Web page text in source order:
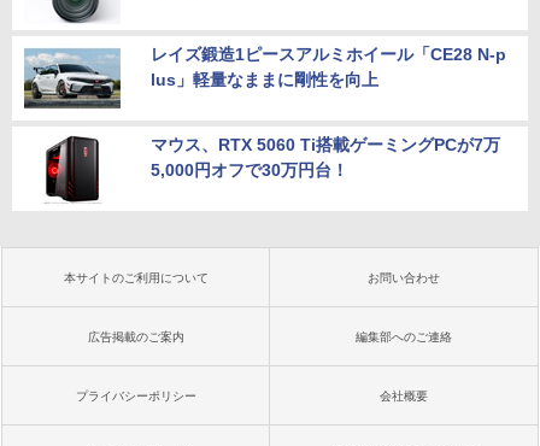
レイズ鍛造1ピースアルミホイール「CE28 N-p
lus」軽量なままに剛性を向上
マウス、RTX 5060 Ti搭載ゲーミングPCが7万
5,000円オフで30万円台！
本サイトのご利用について お問い合わせ
広告掲載のご案内 編集部へのご連絡
プライバシーポリシー 会社概要